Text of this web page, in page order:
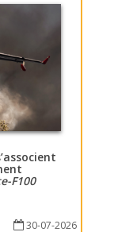
F100
30-07-2026